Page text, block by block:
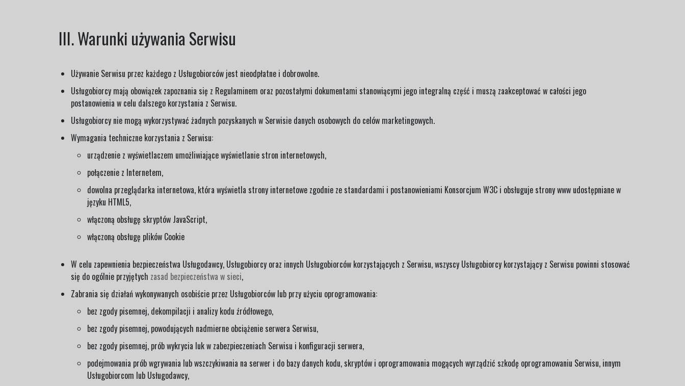
III. Warunki używania Serwisu
Używanie Serwisu przez każdego z Usługobiorców jest nieodpłatne i dobrowolne.
Usługobiorcy mają obowiązek zapoznania się z Regulaminem oraz pozostałymi dokumentami stanowiącymi jego integralną część i muszą zaakceptować w całości jego
postanowienia w celu dalszego korzystania z Serwisu.
Usługobiorcy nie mogą wykorzystywać żadnych pozyskanych w Serwisie danych osobowych do celów marketingowych.
Wymagania techniczne korzystania z Serwisu:
urządzenie z wyświetlaczem umożliwiające wyświetlanie stron internetowych,
połączenie z Internetem,
dowolna przeglądarka internetowa, która wyświetla strony internetowe zgodnie ze standardami i postanowieniami Konsorcjum W3C i obsługuje strony www udostępniane w
języku HTML5,
włączoną obsługę skryptów JavaScript,
włączoną obsługę plików Cookie
W celu zapewnienia bezpieczeństwa Usługodawcy, Usługobiorcy oraz innych Usługobiorców korzystających z Serwisu, wszyscy Usługobiorcy korzystający z Serwisu powinni stosować
się do ogólnie przyjętych zasad bezpieczeństwa w sieci,
Zabrania się działań wykonywanych osobiście przez Usługobiorców lub przy użyciu oprogramowania:
bez zgody pisemnej, dekompilacji i analizy kodu źródłowego,
bez zgody pisemnej, powodujących nadmierne obciążenie serwera Serwisu,
bez zgody pisemnej, prób wykrycia luk w zabezpieczeniach Serwisu i konfiguracji serwera,
podejmowania prób wgrywania lub wszczykiwania na serwer i do bazy danych kodu, skryptów i oprogramowania mogących wyrządzić szkodę oprogramowaniu Serwisu, innym
Usługobiorcom lub Usługodawcy,